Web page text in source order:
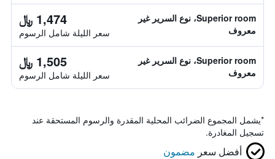
Superior room، نوع السرير غير
معروف
1,474 ﷼
سعر الليلة شامل الرسوم
Superior room، نوع السرير غير
معروف
1,505 ﷼
سعر الليلة شامل الرسوم
*يشمل المجموع الضرائب المحلية المقدرة والرسوم المستحقة عند
تسجيل المغادرة.
أفضل سعر مضمون